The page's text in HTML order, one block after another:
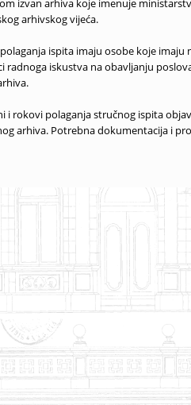
arhivskog vijeća.
ispita imaju osobe koje
radnoga iskustva na obavljanju
i rokovi polaganja stručnog ispita
arhiva. Potrebna dokumentacija i